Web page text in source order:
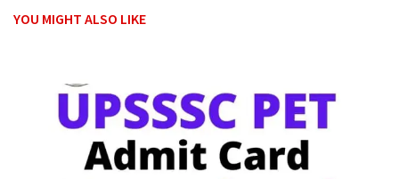
YOU MIGHT ALSO LIKE